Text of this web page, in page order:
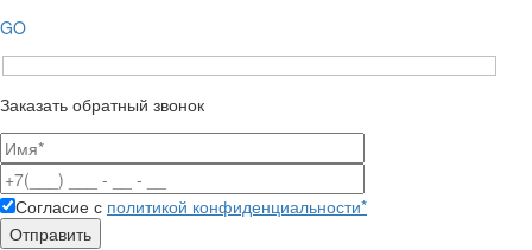
GO
Заказать обратный звонок
Согласие с политикой конфиденциальности*